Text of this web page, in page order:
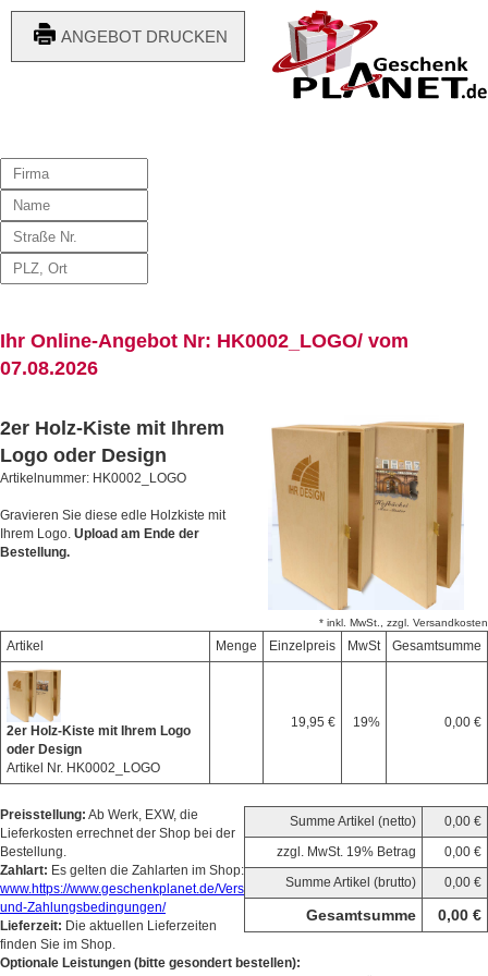
ANGEBOT DRUCKEN
Ihr Online-Angebot Nr: HK0002_LOGO/ vom
07.08.2026
2er Holz-Kiste mit Ihrem
Logo oder Design
Artikelnummer: HK0002_LOGO
Gravieren Sie diese edle Holzkiste mit
Ihrem Logo. Upload am Ende der
Bestellung.
* inkl. MwSt., zzgl. Versandkosten
Artikel Menge Einzelpreis MwSt Gesamtsumme
2er Holz-Kiste mit Ihrem Logo
oder Design
Artikel Nr. HK0002_LOGO
19,95 € 19% 0,00 €
Preisstellung: Ab Werk, EXW, die
Lieferkosten errechnet der Shop bei der
Bestellung.
Zahlart: Es gelten die Zahlarten im Shop:
www.https://www.geschenkplanet.de/Versand-
und-Zahlungsbedingungen/
Lieferzeit: Die aktuellen Lieferzeiten
finden Sie im Shop.
Summe Artikel (netto)
0,00 €
zzgl. MwSt. 19% Betrag
0,00 €
Summe Artikel (brutto)
0,00 €
Gesamtsumme 0,00 €
Optionale Leistungen (bitte gesondert bestellen):